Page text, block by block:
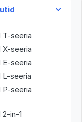
T-seeria
X-seeria
E-seeria
L-seeria
P-seeria
in-1